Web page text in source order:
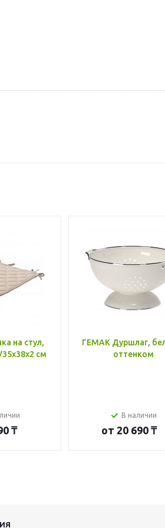
на стул,
см
₸
ГЕМАК Дуршлаг,
оттенком
В наличии
от 20 690 ₸